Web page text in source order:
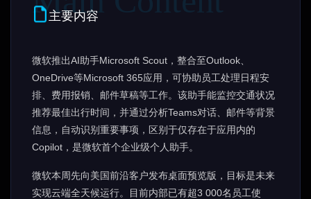
主要内容
微软推出AI助手Microsoft Scout，整合至Outlook、
OneDrive等Microsoft 365应用，可协助员工处理日程安
排、费用报销、邮件草稿等工作。该助手能监控交通状况
推荐最佳出行时间，并通过分析Teams对话、邮件等背景
信息，自动识别重要事项，区别于仅存在于应用内的
Copilot，是微软首个企业级个人助手。
微软本周先向美国前沿客户发布桌面预览版，目标是未来
实现云端全天候运行。目前内部已有超3 000名员工使